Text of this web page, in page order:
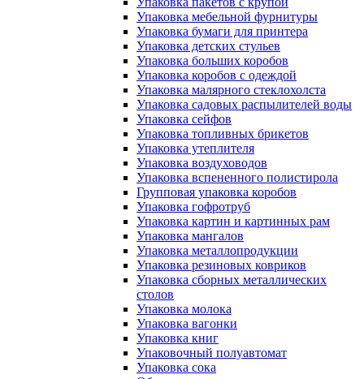
Упаковка мебельной фурнитуры
Упаковка бумаги для принтера
Упаковка детских стульев
Упаковка больших коробов
Упаковка коробов с одеждой
Упаковка малярного стеклохолста
Упаковка садовых распылителей воды
Упаковка сейфов
Упаковка топливных брикетов
Упаковка утеплителя
Упаковка воздуховодов
Упаковка вспененного полистирола
Групповая упаковка коробов
Упаковка гофротруб
Упаковка картин и картинных рам
Упаковка мангалов
Упаковка металлопродукции
Упаковка резиновых ковриков
Упаковка сборных металлических
столов
Упаковка молока
Упаковка вагонки
Упаковка книг
Упаковочный полуавтомат
Упаковка сока